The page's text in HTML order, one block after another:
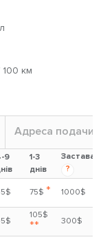
100 км
Адреса подачи
9
1-3
днів
Застава
?
75$ * 1000$
105$
** 300$